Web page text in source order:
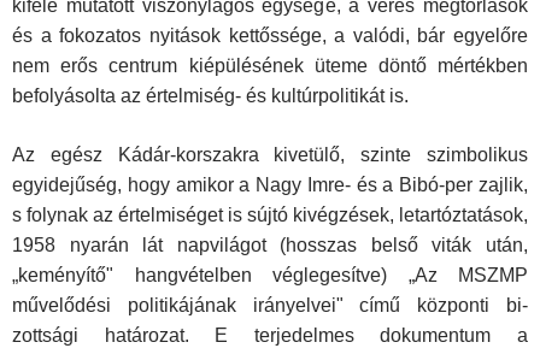
kifelé mutatott viszonylagos egysége, a véres megtorlások
és a fokozatos nyitások kettőssége, a valódi, bár egyelőre
nem erős centrum kiépü­lésének üteme döntő mértékben
befolyásolta az értelmiség- és kul­túrpolitikát is.
Az egész Kádár-korszakra kivetülő, szinte szimbolikus
egyidejűség, hogy amikor a Nagy Imre- és a Bibó-per zajlik,
s folynak az értelmi­séget is sújtó kivégzések, letartóztatások,
1958 nyarán lát napvilágot (hosszas belső viták után,
„keményítő" hangvételben véglegesítve) „Az MSZMP
művelődési politikájának irányelvei" című központi bi­
zottsági határozat. E terjedelmes dokumentum a